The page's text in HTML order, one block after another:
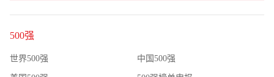
500强
世界500强 中国500强